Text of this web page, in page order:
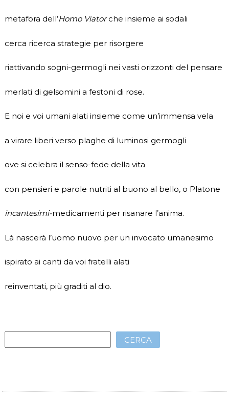
metafora dell’Homo Viatorche insieme ai sodali
cerca ricerca strategie per risorgere
riattivando sogni-germogli nei vasti orizzonti del pensare
merlati di gelsomini a festoni di rose.
E noi e voi umani alati insieme come un’immensa vela
a virare liberi verso plaghe di luminosi germogli
ove si celebra il senso-fede della vita
con pensieri e parole nutriti al buono al bello, o Platone
incantesimi-medicamenti per risanare l’anima.
Là nascerà l’uomo nuovo per un invocato umanesimo
ispirato ai canti da voi fratelli alati
reinventati, più graditi al dio.
CERCA